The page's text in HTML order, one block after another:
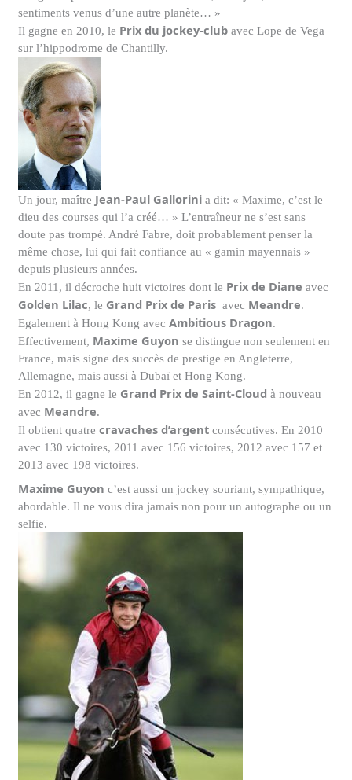
sentiments venus d’une autre planète… »
Il gagne en 2010, le Prix du jockey-club avec Lope de Vega
sur l’hippodrome de Chantilly.
Un jour, maître Jean-Paul Gallorini a dit: « Maxime, c’est le
dieu des courses qui l’a créé… » L’entraîneur ne s’est sans
doute pas trompé. André Fabre, doit probablement penser la
même chose, lui qui fait confiance au « gamin mayennais »
depuis plusieurs années.
En 2011, il décroche huit victoires dont le Prix de Diane avec
Golden Lilac, le Grand Prix de Parisavec Meandre.
Egalement à Hong Kong avec Ambitious Dragon.
Effectivement, Maxime Guyon se distingue non seulement en
France, mais signe des succès de prestige en Angleterre,
Allemagne, mais aussi à Dubaï et Hong Kong.
En 2012, il gagne le Grand Prix de Saint-Cloud à nouveau
avec Meandre.
Il obtient quatre cravaches d’argent consécutives. En 2010
avec 130 victoires, 2011 avec 156 victoires, 2012 avec 157 et
2013 avec 198 victoires.
Maxime Guyon c’est aussi un jockey souriant, sympathique,
abordable. Il ne vous dira jamais non pour un autographe ou un
selfie.